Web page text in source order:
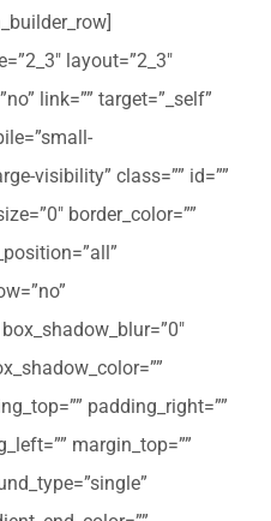
layout=”2_3″
link=”” target=”_self”
visibility” class=”” id=””
border_color=””
padding_right=””
margin_top=””